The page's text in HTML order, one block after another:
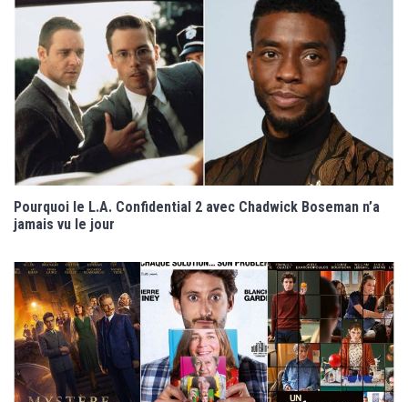
Pourquoi le L.A. Confidential 2 avec Chadwick Boseman n’a
jamais vu le jour